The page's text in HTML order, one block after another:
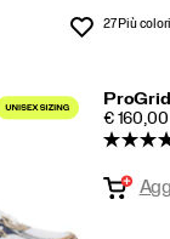
Lista dei
27 Più colori
PRICE
€ 160,00